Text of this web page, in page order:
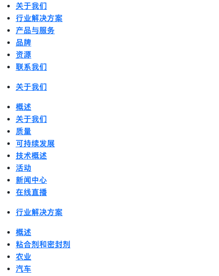
关于我们
行业解决方案
产品与服务
品牌
资源
联系我们
关于我们
概述
关于我们
质量
可持续发展
技术概述
活动
新闻中心
在线直播
行业解决方案
概述
粘合剂和密封剂
农业
汽车